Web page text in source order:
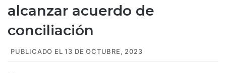
alcanzar acuerdo de
conciliación
PUBLICADO EL 13 DE OCTUBRE, 2023